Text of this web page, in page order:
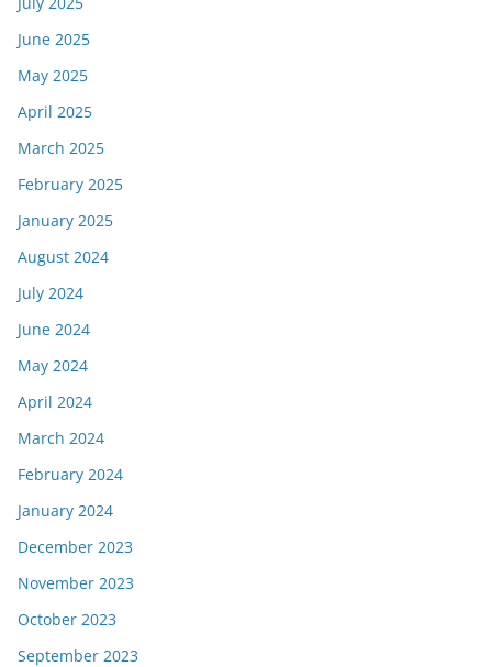
June 2025
May 2025
April 2025
March 2025
February 2025
January 2025
August 2024
July 2024
June 2024
May 2024
April 2024
March 2024
February 2024
January 2024
December 2023
November 2023
October 2023
September 2023